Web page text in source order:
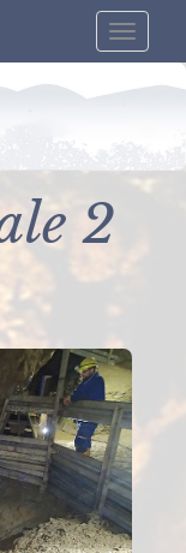
Toggle
2